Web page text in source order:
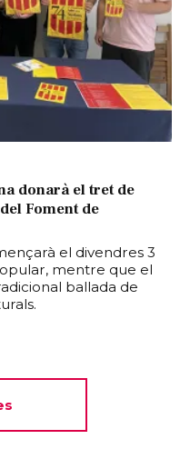
donarà el tret de
Foment de
el divendres 3
mentre que el
ballada de